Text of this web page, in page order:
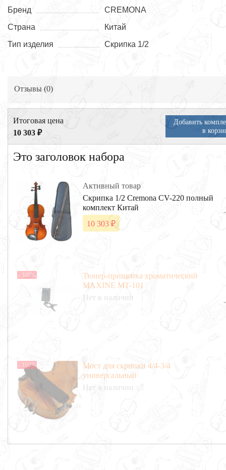
Бренд
CREMONA
Страна
Китай
Тип изделия
Скрипка 1/2
Отзывы (0)
Итоговая цена
10 303 ₽
Добавить
в
Это заголовок набора
Активный товар
Скрипка 1/2 Cremona CV-220 полный
комплект Китай
10 303 ₽
- 100%
Тюнер-прищепка хроматический
MAXINE MT-101
Нет в наличии
- 100%
Мост для скрипки 4/4-3/4
универсальный
Нет в наличии